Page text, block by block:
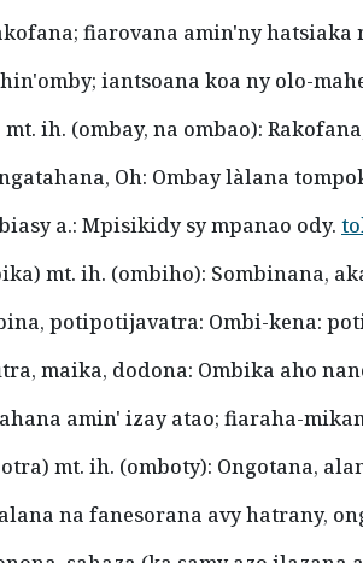
fiarovana amin'ny
iantsoana koa ny olo-
mt. ih. (ombay, na ombao):
Oh: Ombay làlana
a.: Mpisikidy sy mpanao ody.
mt. ih. (ombiho): Sombinana,
potipotijavatra: Ombi-kena:
maika, dodona: Ombika aho
amin' izay atao; fiaraha-
mt. ih. (omboty): Ongotana,
na fanesorana avy hatrany,